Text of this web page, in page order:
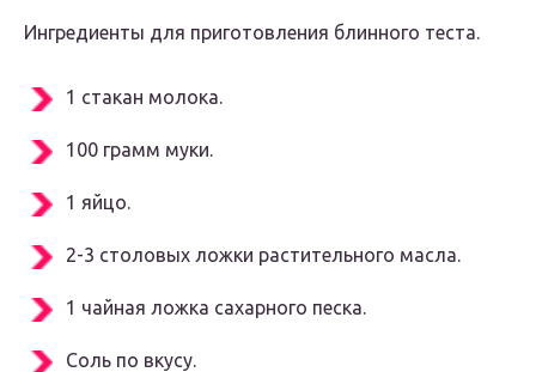
Ингредиенты для приготовления блинного теста.
1 стакан молока.
100 грамм муки.
1 яйцо.
2-3 столовых ложки растительного масла.
1 чайная ложка сахарного песка.
Соль по вкусу.